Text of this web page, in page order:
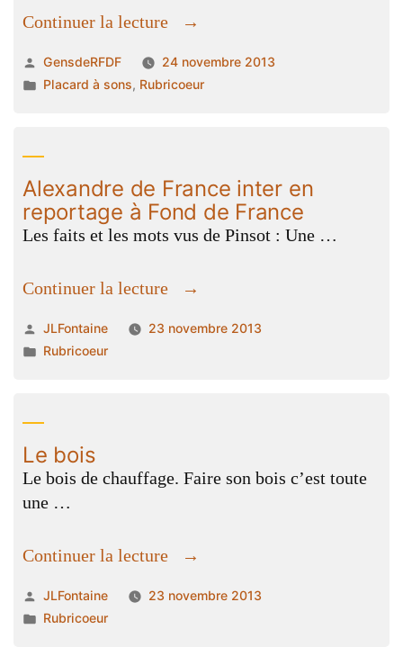
Continuer la lecture
« Le
de
l'automne »
Publié
par
GensdeRFDF
24 novembre 2013
Publié
Placard à sons, Rubricoeur
Alexandre de France inter en
reportage à Fond de France
Les faits et les mots vus de Pinsot : Une …
Continuer la lecture
« Alexandre
France
de
Publié
par
JLFontaine
23 novembre 2013
Publié
Rubricoeur
Le bois
Le bois de chauffage. Faire son bois c’est toute
une …
Continuer la lecture
« Le
Publié
par
JLFontaine
23 novembre 2013
Publié
Rubricoeur